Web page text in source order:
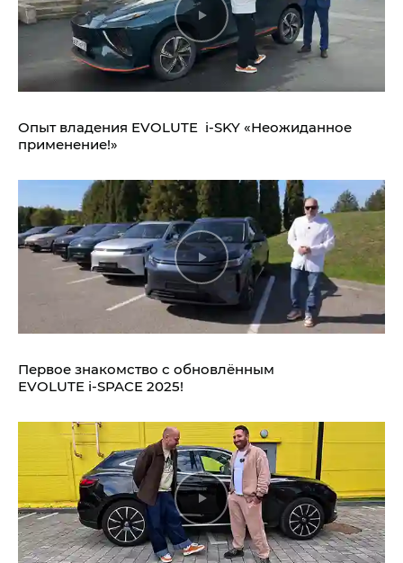
Опыт владения EVOLUTE i‑SKY «Неожиданное
применение!»
Первое знакомство с обновлённым
EVOLUTE i‑SPACE 2025!